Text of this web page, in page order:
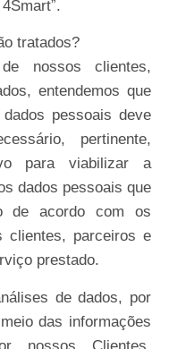
4Smartˮ.
tratados?
nossos clientes,
entendemos que
pessoais deve
pertinente,
para viabilizar a
dados pessoais que
de acordo com os
clientes, parceiros e
prestado.
de dados, por
das informações